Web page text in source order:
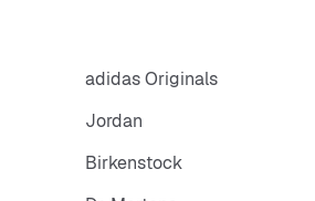
adidas Originals
Jordan
Birkenstock